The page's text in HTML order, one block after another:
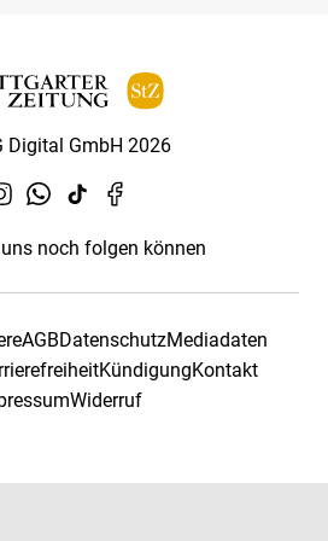
Digital GmbH 2026
noch folgen können
AGBDatenschutzMediadaten
KündigungKontakt
Widerruf